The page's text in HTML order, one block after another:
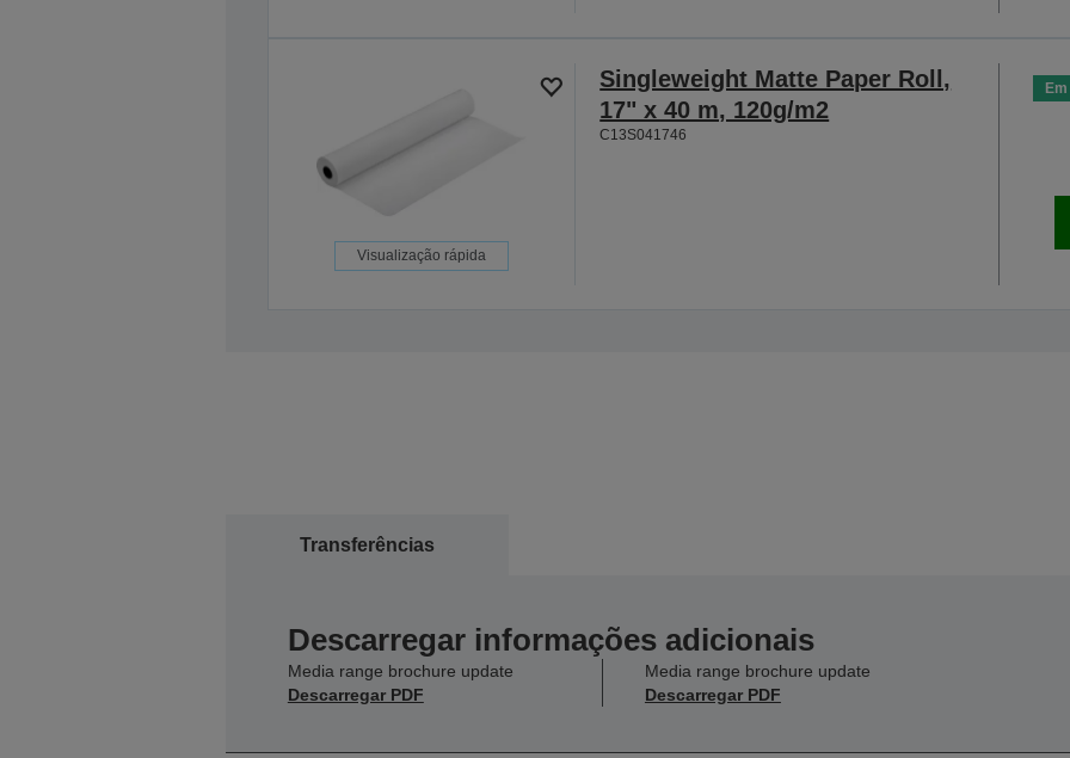
Visualização rápida
Singleweight Matte Paper Roll,
17" x 40 m, 120g/m2
C13S041746
Transferências
Descarregar informações adicionais
Media range brochure update
Descarregar PDF
Media range brochure update
Descarregar PDF